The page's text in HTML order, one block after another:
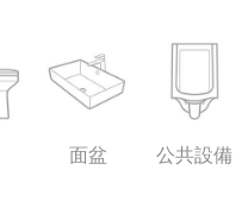
面盆 公共設備